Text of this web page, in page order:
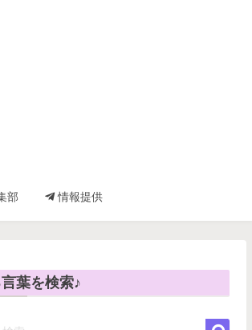
部 情報提供
葉を検索♪